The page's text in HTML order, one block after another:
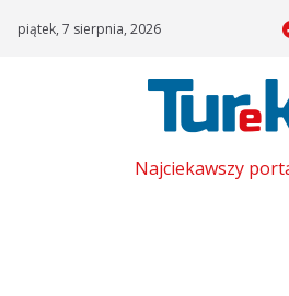
piątek, 7 sierpnia, 2026
Najciekawszy